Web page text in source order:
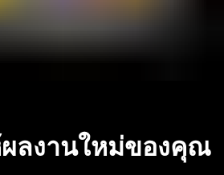
ลงานใหม่ของคุณ